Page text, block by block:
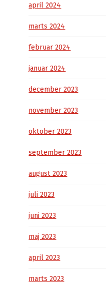
april 2024
marts 2024
februar 2024
januar 2024
december 2023
november 2023
oktober 2023
september 2023
august 2023
juli 2023
juni 2023
maj 2023
april 2023
marts 2023